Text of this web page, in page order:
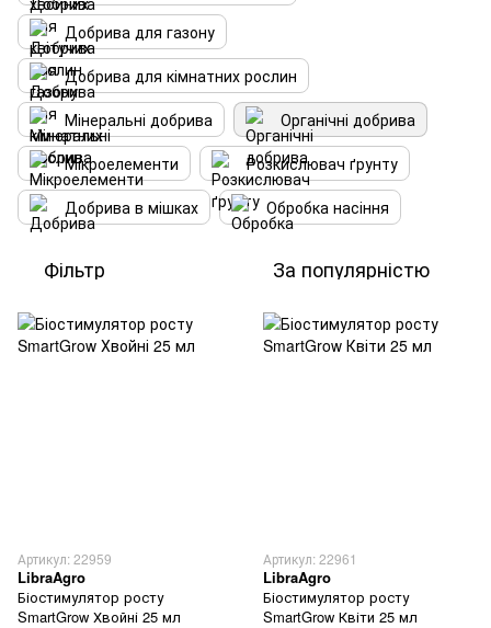
Добрива для газону
Добрива для кімнатних рослин
Мінеральні добрива
Органічні добрива
Мікроелементи
Розкислювач ґрунту
Добрива в мішках
Обробка насіння
Фільтр За популярністю
Артикул: 22959
LibraAgro
Біостимулятор росту
SmartGrow Хвойні 25 мл
Артикул: 22961
LibraAgro
Біостимулятор росту
SmartGrow Квіти 25 мл